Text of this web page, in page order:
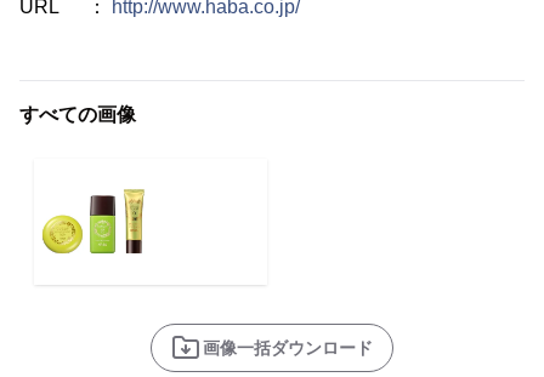
URL ：
http://www.haba.co.jp/
すべての画像
画像一括ダウンロード